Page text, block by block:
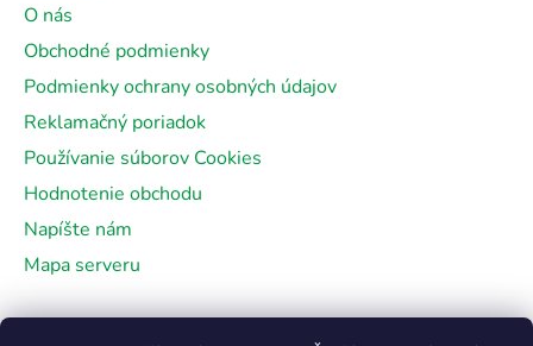
O nás
Obchodné podmienky
Podmienky ochrany osobných údajov
Reklamačný poriadok
Používanie súborov Cookies
Hodnotenie obchodu
Napíšte nám
Mapa serveru